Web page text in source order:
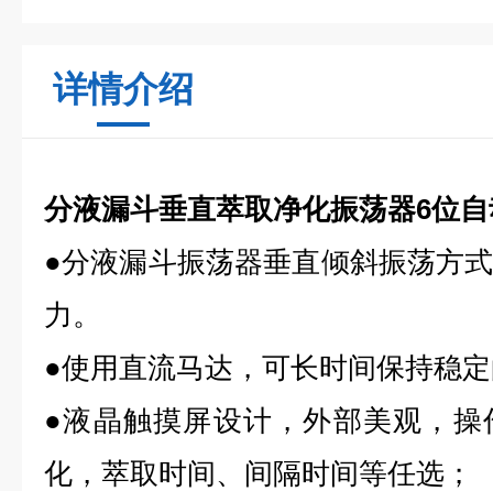
详情介绍
分液漏斗垂直萃取净化振荡器6位
●分液漏斗振荡器垂直倾斜振荡方
力。
●使用直流马达，可长时间保持稳
●液晶触摸屏设计，外部美观，
化，萃取时间、间隔时间等任选；